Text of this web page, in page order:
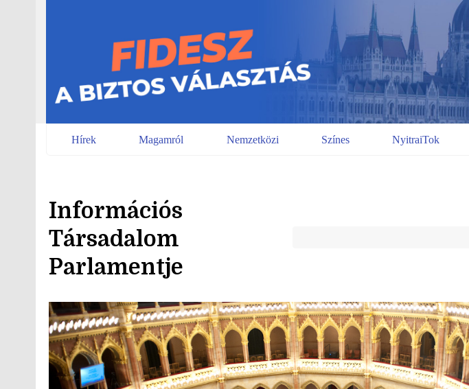
Hírek Magamról Nemzetközi Színes NyitraiTok
Információs
Társadalom
Parlamentje